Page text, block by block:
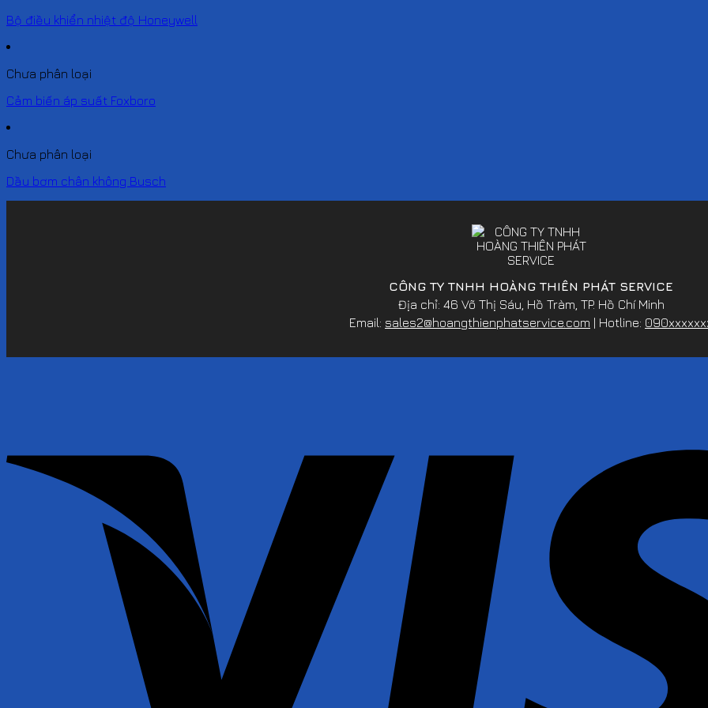
Bộ điều khiển nhiệt độ Honeywell
Chưa phân loại
Cảm biến áp suất Foxboro
Chưa phân loại
Dầu bơm chân không Busch
CÔNG TY TNHH HOÀNG THIÊN PHÁT SERVICE
Địa chỉ: 46 Võ Thị Sáu, Hồ Tràm, TP. Hồ Chí Minh
Email: sales2@hoangthienphatservice.com | Hotline: